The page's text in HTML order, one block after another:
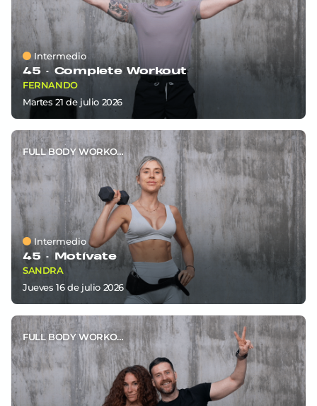
Intermedio
45 · Complete Workout
FERNANDO
martes 21 de julio 2026
FULL BODY WORKOUT
Intermedio
45 · Motívate
SANDRA
jueves 16de julio 2026
FULL BODY WORKOUT